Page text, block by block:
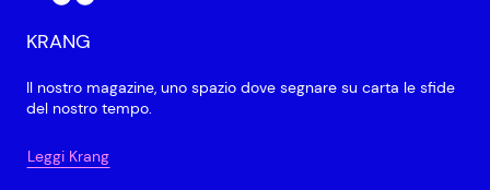
KRANG
Il nostro magazine, uno spazio dove segnare su carta le sfide
del nostro tempo.
Leggi Krang